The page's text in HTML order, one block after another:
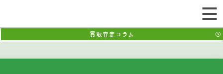
買取査定コラム